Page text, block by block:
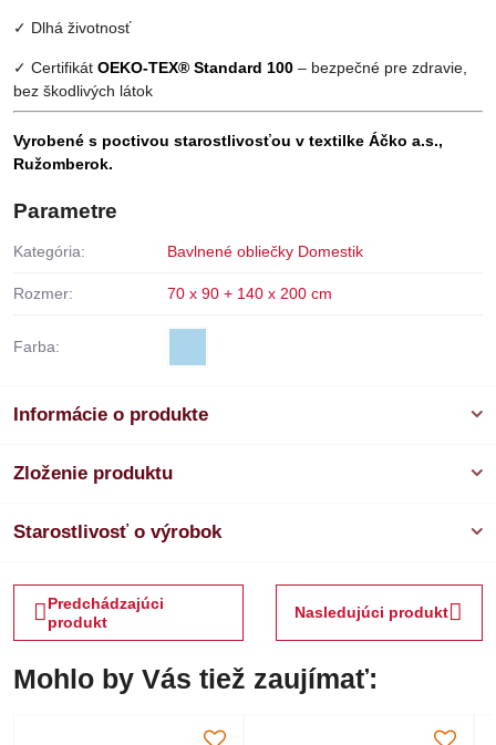
✓ Dlhá životnosť
✓ Certifikát OEKO-TEX® Standard 100 – bezpečné pre zdravie,
bez škodlivých látok
Vyrobené s poctivou starostlivosťou v textilke Áčko a.s.,
Ružomberok.
Parametre
Kategória: Bavlnené obliečky Domestik
Rozmer: 70 x 90 + 140 x 200 cm
Farba:
Informácie o produkte
Zloženie produktu
Starostlivosť o výrobok
Predchádzajúci
produkt
Nasledujúci produkt
Mohlo by Vás tiež zaujímať: